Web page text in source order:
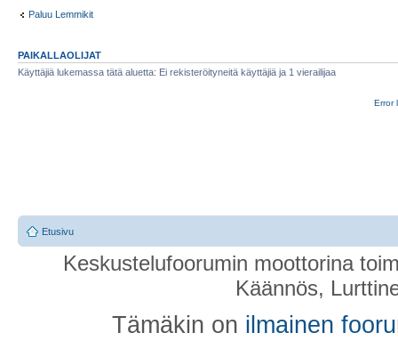
Paluu Lemmikit
PAIKALLAOLIJAT
Käyttäjiä lukemassa tätä aluetta: Ei rekisteröityneitä käyttäjiä ja 1 vierailijaa
Error
Etusivu
Keskustelufoorumin moottorina
Käännös,
Tämäkin on ilmainen